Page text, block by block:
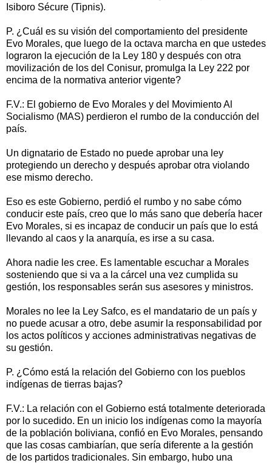
Isiboro Sécure (Tipnis).
P. ¿Cuál es su visión del comportamiento del presidente
Evo Morales, que luego de la octava marcha en que ustedes
lograron la ejecución de la Ley 180 y después con otra
movilización de los del Conisur, promulga la Ley 222 por
encima de la normativa anterior vigente?
F.V.: El gobierno de Evo Morales y del Movimiento Al
Socialismo (MAS) perdieron el rumbo de la conducción del
país.
Un dignatario de Estado no puede aprobar una ley
protegiendo un derecho y después aprobar otra violando
ese mismo derecho.
Eso es este Gobierno, perdió el rumbo y no sabe cómo
conducir este país, creo que lo más sano que debería hacer
Evo Morales, si es incapaz de conducir un país que lo está
llevando al caos y la anarquía, es irse a su casa.
Ahora nadie les cree. Es lamentable escuchar a Morales
sosteniendo que si va a la cárcel una vez cumplida su
gestión, los responsables serán sus asesores y ministros.
Morales no lee la Ley Safco, es el mandatario de un país y
no puede acusar a otro, debe asumir la responsabilidad por
los actos políticos y acciones administrativas negativas de
su gestión.
P. ¿Cómo está la relación del Gobierno con los pueblos
indígenas de tierras bajas?
F.V.: La relación con el Gobierno está totalmente deteriorada
por lo sucedido. En un inicio los indígenas como la mayoría
de la población boliviana, confió en Evo Morales, pensando
que las cosas cambiarían, que sería diferente a la gestión
de los partidos tradicionales. Sin embargo, hubo una